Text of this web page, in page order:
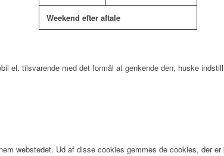
Weekend efter aftale
el. tilsvarende med det formål at genkende den, huske
webstedet. Ud af disse cookies gemmes de cookies, der